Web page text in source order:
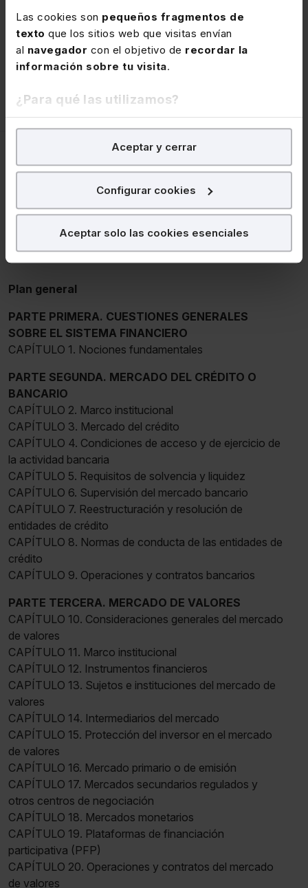
Las cookies son pequeños fragmentos de
texto que los sitios web que visitas envían
al navegador con el objetivo de recordar la
información sobre tu visita.
¿Para qué las utilizamos?
En Lefebvre utilizamos las cookies confines
para tratar demejorar tu experiencia
nuestra página web. También con fines publicitarios,
¿Qué puedes hacer?
Puedesaceptarlas cookies para que tu experiencia
en la web sea óptima
todas las cookies excepto aquellas imprescindibles.
También puedesconfigurarlas cookies y
seleccionar solo aquellas que quieras permitir en tu
que sean indispensables para la navegación.
Saber más acerca de las cookies
Aceptar y cerrar
Configurar cookies
Aceptar solo las cookies esenciales
Papel
90,00€ -10%
(1)
661 descargas
Características del
producto
SUMARIO
Plan general
PARTE PRIMERA. CUESTIONES GENERALES
SOBRE EL SISTEMA FINANCIERO
CAPÍTULO 1. Nociones fundamentales
PARTE SEGUNDA. MERCADO DEL CRÉDITO O
BANCARIO
CAPÍTULO 2. Marco institucional
CAPÍTULO 3. Mercado del crédito
CAPÍTULO 4. Condiciones de acceso y de ejercicio de
la actividad bancaria
CAPÍTULO 5. Requisitos de solvencia y liquidez
CAPÍTULO 6. Supervisión del mercado bancario
CAPÍTULO 7. Reestructuración y resolución de
entidades de crédito
CAPÍTULO 8. Normas de conducta de las entidades de
crédito
CAPÍTULO 9. Operaciones y contratos bancarios
PARTE TERCERA. MERCADO DE VALORES
CAPÍTULO 10. Consideraciones generales del mercado
de valores
CAPÍTULO 11. Marco institucional
CAPÍTULO 12. Instrumentos financieros
CAPÍTULO 13. Sujetos e instituciones del mercado de
valores
CAPÍTULO 14. Intermediarios del mercado
CAPÍTULO 15. Protección del inversor en el mercado
de valores
CAPÍTULO 16. Mercado primario o de emisión
CAPÍTULO 17. Mercados secundarios regulados y
otros centros de negociación
CAPÍTULO 18. Mercados monetarios
CAPÍTULO 19. Plataformas de financiación
participativa (PFP)
CAPÍTULO 20. Operaciones y contratos del mercado
de valores